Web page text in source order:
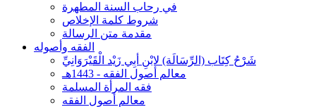
في رحاب السنة المطهرة
شروط كلمة الإخلاص
مقدمة متن الرسالة
الفقه وأصوله
شَرْحُ كِتَاب (الرِّسَالَة) لابْنِ أبِي زَيْد الْقَيْرَوَانِيِّ
معالم أصول الفقه - 1443هـ
فقه المرأة المسلمة
معالم أصول الفقه